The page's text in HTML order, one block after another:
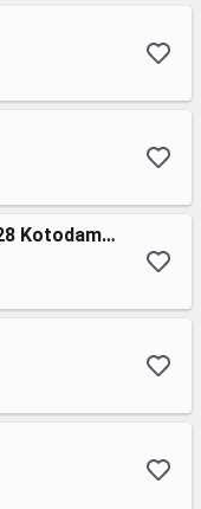
DANGANRONPA OST 2-28 Kotodama Get